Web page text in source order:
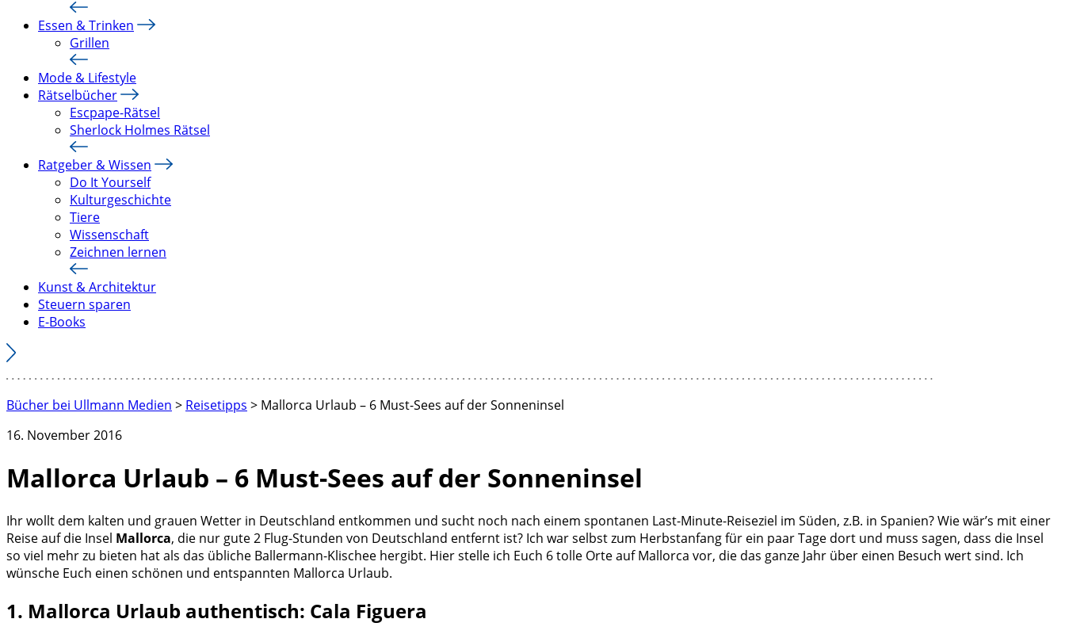
Essen & Trinken
Grillen
Mode & Lifestyle
Rätselbücher
Escpape-Rätsel
Sherlock Holmes Rätsel
Ratgeber & Wissen
Do It Yourself
Kulturgeschichte
Tiere
Wissenschaft
Zeichnen lernen
Kunst & Architektur
Steuern sparen
E-Books
Bücher bei Ullmann Medien > Reisetipps > Mallorca Urlaub – 6 Must-Sees auf der Sonneninsel
16. November 2016
Mallorca Urlaub – 6 Must-Sees auf der Sonneninsel
Ihr wollt dem kalten und grauen Wetter in Deutschland entkommen und sucht noch nach einem spontanen Last-Minute-Reiseziel im Süden, z.B. in Spanien? Wie wär’s mit einer
Reise auf die Insel Mallorca, die nur gute 2 Flug-Stunden von Deutschland entfernt ist? Ich war selbst zum Herbstanfang für ein paar Tage dort und muss sagen, dass die Insel
so viel mehr zu bieten hat als das übliche Ballermann-Klischee hergibt. Hier stelle ich Euch 6 tolle Orte auf Mallorca vor, die das ganze Jahr über einen Besuch wert sind. Ich
wünsche Euch einen schönen und entspannten Mallorca Urlaub.
1. Mallorca Urlaub authentisch: Cala Figuera